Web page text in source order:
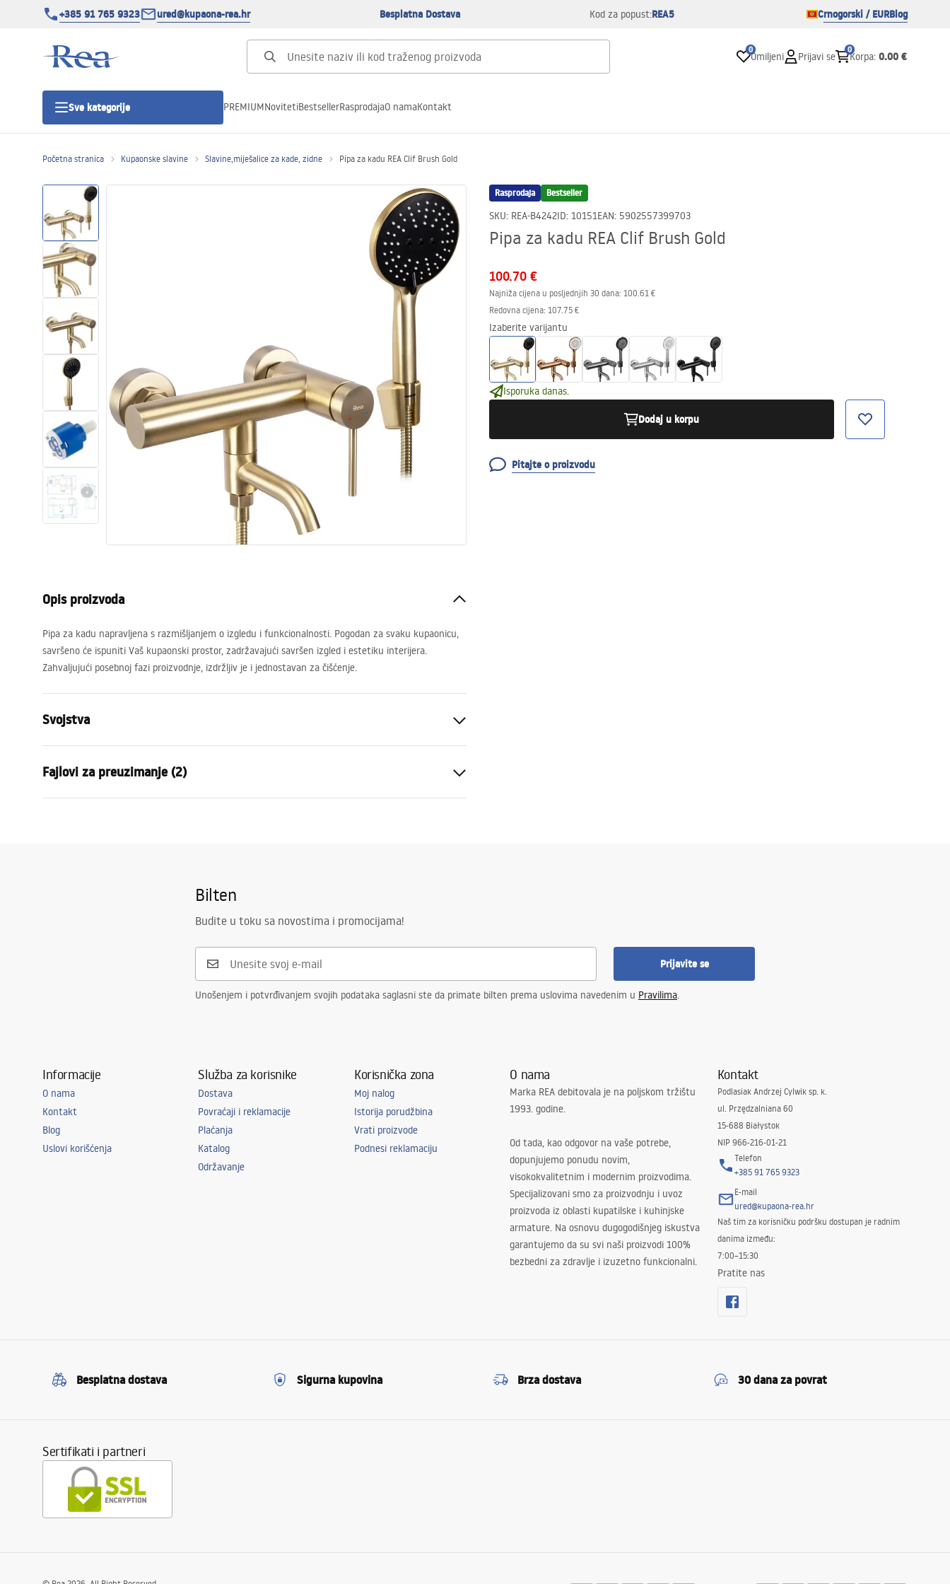
+385 91 765 9323 ured@kupaona-rea.hr Besplatna Dostava Kod za popust:REA5 Crnogorski / EURBlog
0
Omiljeni Prijavi se
0
Korpa: 0.00 €
Sve kategorije
Tuš vrata
Tuš kade
Linearni odvodi
Umivaonici
Kade i paravani
Tuševi
PREMIUMNovitetiBestsellerRasprodajaO namaKontakt
Početna stranica Kupaonske slavine Slavine,miješalice za kade, zidne Pipa za kadu REA Clif Brush Gold
Rasprodaja Bestseller
SKU: REA-B4242ID: 10151EAN: 5902557399703
Pipa za kadu REA Clif Brush Gold
100.70 €
Najniža cijena u posljednjih 30 dana: 100.61 €
Redovna cijena: 107.75 €
Izaberite varijantu
Isporuka danas.
Dodaj u korpu
Pitajte o proizvodu
Opis proizvoda
Pipa za kadu napravljena s razmišljanjem o izgledu i funkcionalnosti. Pogodan za svaku kupaonicu,
savršeno će ispuniti Vaš kupaonski prostor, zadržavajući savršen izgled i estetiku interijera.
Zahvaljujući posebnoj fazi proizvodnje, izdržljiv je i jednostavan za čišćenje.
Svojstva
Način montaže
Boja
Četkano zlato
150mm
5 godina
Fajlovi za preuzimanje (2)
Bilten
Budite u toku sa novostima i promocijama!
Prijavite se
Unošenjem i potvrđivanjem svojih podataka saglasni ste da primate bilten prema uslovima navedenim u Pravilima.
Informacije
O nama
Kontakt
Blog
Uslovi korišćenja
Služba za korisnike
Dostava
Povraćaji i reklamacije
Plaćanja
Katalog
Održavanje
Korisnička zona
Moj nalog
Istorija porudžbina
Vrati proizvode
Podnesi reklamaciju
O nama
Marka REA debitovala je na poljskom tržištu
1993. godine.
Od tada, kao odgovor na vaše potrebe,
dopunjujemo ponudu novim,
visokokvalitetnim i modernim proizvodima.
Specijalizovani smo za proizvodnju i uvoz
proizvoda iz oblasti kupatilske i kuhinjske
armature. Na osnovu dugogodišnjeg iskustva
garantujemo da su svi naši proizvodi 100%
bezbedni za zdravlje i izuzetno funkcionalni.
Kontakt
Podlasiak Andrzej Cylwik sp. k.
ul. Przędzalniana 60
15-688 Białystok
NIP 966-216-01-21
Telefon
+385 91 765 9323
E-mail
ured@kupaona-rea.hr
Naš tim za korisničku podršku dostupan je radnim
danima između:
7:00–15:30
Pratite nas
Besplatna dostava Sigurna kupovina Brza dostava 30 dana za povrat
Sertifikati i partneri